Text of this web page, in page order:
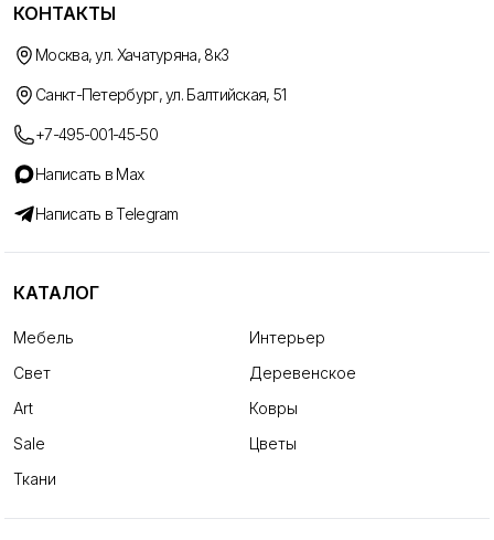
КОНТАКТЫ
Москва, ул. Хачатуряна, 8к3
Санкт-Петербург, ул. Балтийская, 51
+7-495-001-45-50
Написать в Max
Написать в Telegram
КАТАЛОГ
Мебель
Интерьер
Свет
Деревенское
Art
Ковры
Sale
Цветы
Ткани